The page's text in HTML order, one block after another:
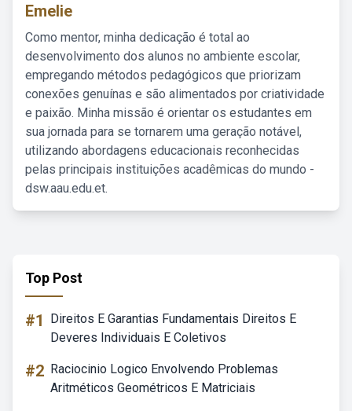
Emelie
Como mentor, minha dedicação é total ao
desenvolvimento dos alunos no ambiente escolar,
empregando métodos pedagógicos que priorizam
conexões genuínas e são alimentados por criatividade
e paixão. Minha missão é orientar os estudantes em
sua jornada para se tornarem uma geração notável,
utilizando abordagens educacionais reconhecidas
pelas principais instituições acadêmicas do mundo -
dsw.aau.edu.et.
Top Post
#1
Direitos E Garantias Fundamentais Direitos E
Deveres Individuais E Coletivos
#2 Raciocinio Logico Envolvendo Problemas
Aritméticos Geométricos E Matriciais